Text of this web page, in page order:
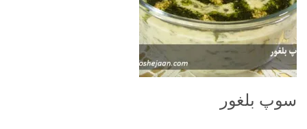
سوپ بلغور